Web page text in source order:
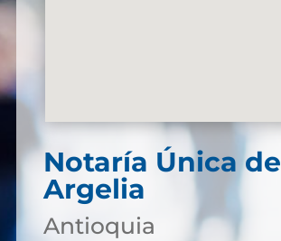
Notaría Única de
Argelia
Antioquia